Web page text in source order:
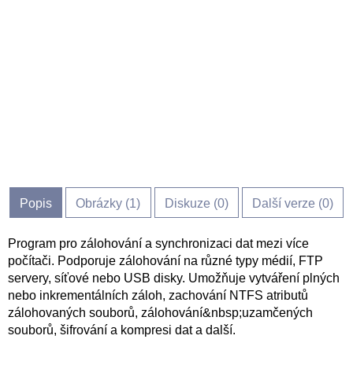
Popis Obrázky (1) Diskuze (0) Další verze (0)
Program pro zálohování a synchronizaci dat mezi více
počítači. Podporuje zálohování na různé typy médií, FTP
servery, síťové nebo USB disky. Umožňuje vytváření plných
nebo inkrementálních záloh, zachování NTFS atributů
zálohovaných souborů, zálohování&nbsp;uzamčených
souborů, šifrování a kompresi dat a další.